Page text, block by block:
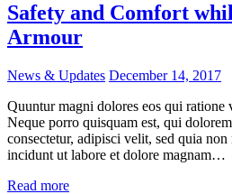
Safety and Comfort
Armour
News & Updates December 14, 2017
Quuntur magni dolores eos qui ratione
Neque porro quisquam est, qui
consectetur, adipisci velit, sed quia
incidunt ut labore et dolore magnam…
Read more